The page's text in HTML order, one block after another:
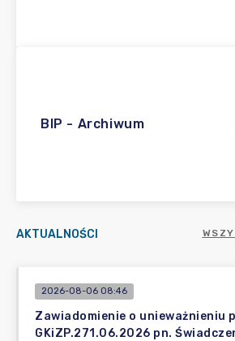
BIP - Archiwum
AKTUALNOŚCI
2026-08-06 08:46
Zawiadomienie o unieważnieniu
GKiZP.271.06.2026 pn.